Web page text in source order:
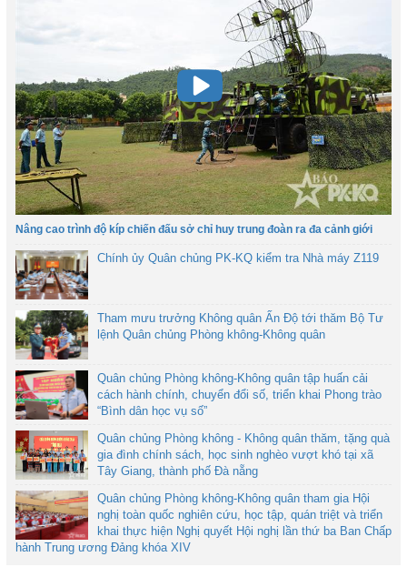
Nâng cao trình độ kíp chiến đấu sở chỉ huy trung đoàn ra đa cảnh giới
Chính ủy Quân chủng PK-KQ kiểm tra Nhà máy Z119
Tham mưu trưởng Không quân Ấn Độ tới thăm Bộ Tư
lệnh Quân chủng Phòng không-Không quân
Quân chủng Phòng không-Không quân tập huấn cải
cách hành chính, chuyển đổi số, triển khai Phong trào
“Bình dân học vụ số”
Quân chủng Phòng không - Không quân thăm, tặng quà
gia đình chính sách, học sinh nghèo vượt khó tại xã
Tây Giang, thành phố Đà nẵng
Quân chủng Phòng không-Không quân tham gia Hội
nghị toàn quốc nghiên cứu, học tập, quán triệt và triển
khai thực hiện Nghị quyết Hội nghị lần thứ ba Ban Chấp
hành Trung ương Đảng khóa XIV